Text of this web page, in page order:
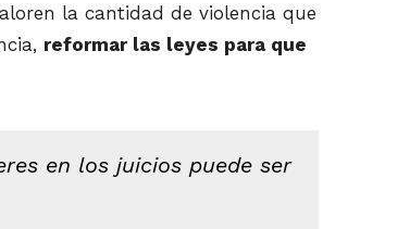
la cantidad de violencia que
reformar las leyes para que
en los juicios puede ser